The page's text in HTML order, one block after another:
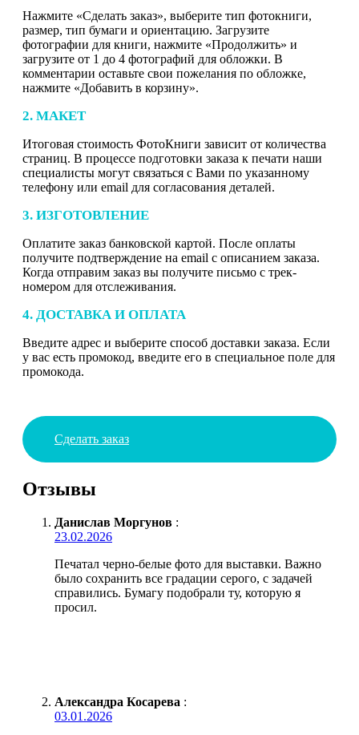
Нажмите «Сделать заказ», выберите тип фотокниги,
размер, тип бумаги и ориентацию. Загрузите
фотографии для книги, нажмите «Продолжить» и
загрузите от 1 до 4 фотографий для обложки. В
комментарии оставьте свои пожелания по обложке,
нажмите «Добавить в корзину».
2. МАКЕТ
Итоговая стоимость ФотоКниги зависит от количества
страниц. В процессе подготовки заказа к печати наши
специалисты могут связаться с Вами по указанному
телефону или email для согласования деталей.
3. ИЗГОТОВЛЕНИЕ
Оплатите заказ банковской картой. После оплаты
получите подтверждение на email с описанием заказа.
Когда отправим заказ вы получите письмо с трек-
номером для отслеживания.
4. ДОСТАВКА И ОПЛАТА
Введите адрес и выберите способ доставки заказа. Если
у вас есть промокод, введите его в специальное поле для
промокода.
Сделать заказ
Отзывы
Данислав Моргунов :
23.02.2026
Печатал черно-белые фото для выставки. Важно
было сохранить все градации серого, с задачей
справились. Бумагу подобрали ту, которую я
просил.
Александра Косарева :
03.01.2026